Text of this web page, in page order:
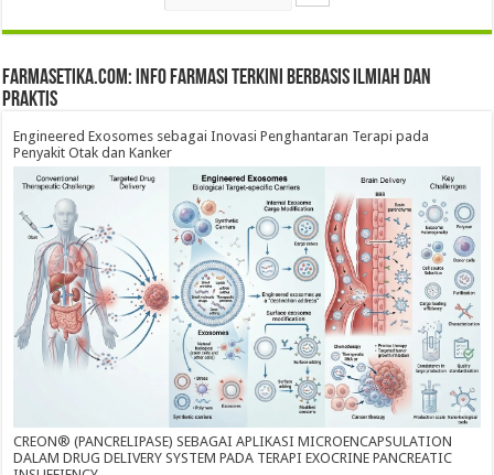
farmasetika.com: Info Farmasi Terkini Berbasis Ilmiah dan
Praktis
Engineered Exosomes sebagai Inovasi Penghantaran Terapi pada
Penyakit Otak dan Kanker
CREON® (PANCRELIPASE) SEBAGAI APLIKASI MICROENCAPSULATION
DALAM DRUG DELIVERY SYSTEM PADA TERAPI EXOCRINE PANCREATIC